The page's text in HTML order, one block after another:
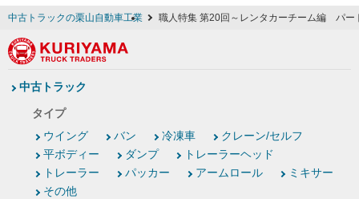
中古トラックの栗山自動車工業 職人特集 第20回～レンタカーチーム編 パ
中古トラック
タイプ
ウイング
バン 冷凍車
クレーン/セルフ
平ボディー
ダンプ
トレーラーヘッド
トレーラー
パッカー アームロール
ミキサー
その他